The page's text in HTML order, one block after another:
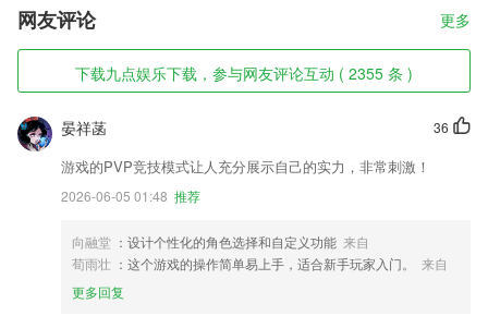
网友评论 更多
下载九点娱乐下载，参与网友评论互动 ( 2355 条 )
36
晏祥菡
游戏的PVP竞技模式让人充分展示自己的实力，非常刺激！
2026-06-05 01:48 推荐
向融堂 ：设计个性化的角色选择和自定义功能 来自
荀雨壮 ：这个游戏的操作简单易上手，适合新手玩家入门。
来自
更多回复